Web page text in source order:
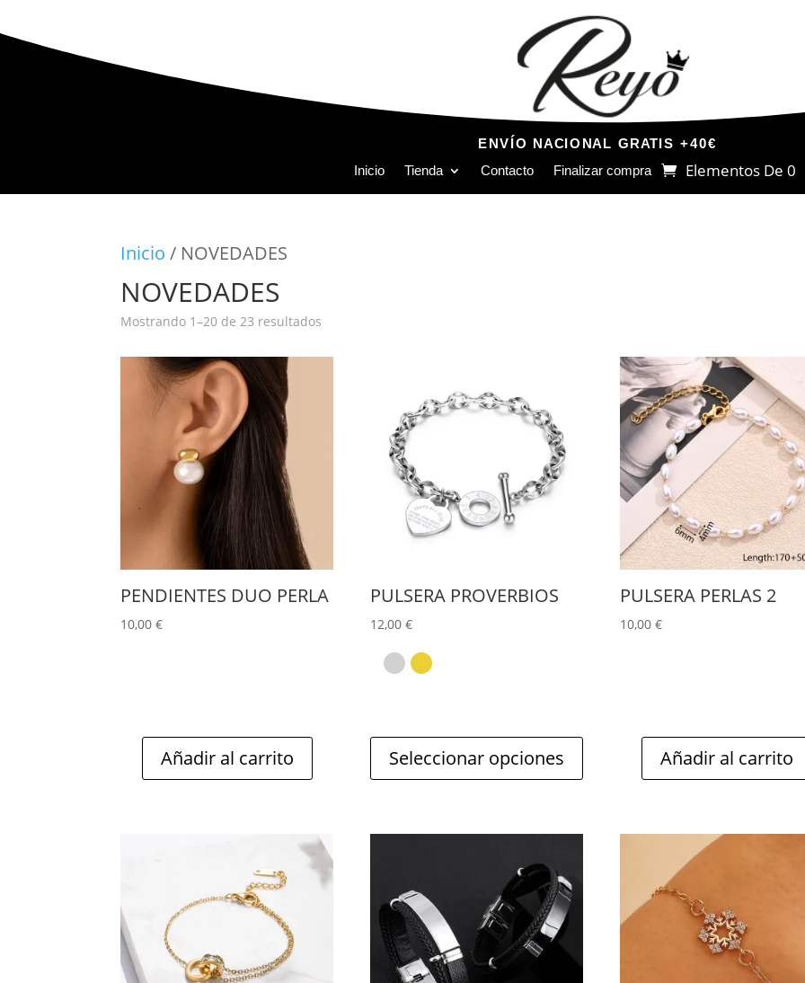
ENVÍO NACIONAL GRATIS +40€
Inicio Tienda Contacto Finalizar compra Elementos De 0
Inicio / NOVEDADES
NOVEDADES
Mostrando 1–20 de 23 resultados
PENDIENTES DUO PERLA
10,00€
Añadir al carrito
PULSERA PROVERBIOS
12,00€
Seleccionar opciones
producto
múltiples
variantes.
Las
se
página
de
PULSERA PERLAS 2
10,00€
Añadir al carrito
producto
tiene
múltiples
variantes.